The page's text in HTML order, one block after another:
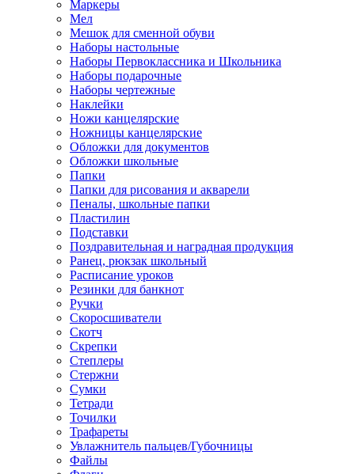
Маркеры
Мел
Мешок для сменной обуви
Наборы настольные
Наборы Первоклассника и Школьника
Наборы подарочные
Наборы чертежные
Наклейки
Ножи канцелярские
Ножницы канцелярские
Обложки для документов
Обложки школьные
Папки
Папки для рисования и акварели
Пеналы, школьные папки
Пластилин
Подставки
Поздравительная и наградная продукция
Ранец, рюкзак школьный
Расписание уроков
Резинки для банкнот
Ручки
Скоросшиватели
Скотч
Скрепки
Степлеры
Стержни
Сумки
Тетради
Точилки
Трафареты
Увлажнитель пальцев/Губочницы
Файлы